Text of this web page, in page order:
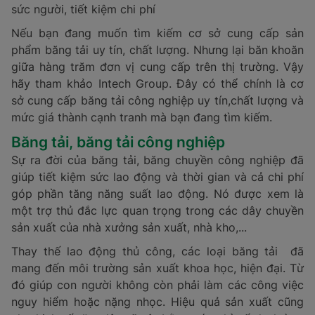
sức người, tiết kiệm chi phí
Nếu bạn đang muốn tìm kiếm cơ sở cung cấp sản
phẩm băng tải uy tín, chất lượng. Nhưng lại băn khoăn
giữa hàng trăm đơn vị cung cấp trên thị trường. Vậy
hãy tham khảo Intech Group. Đây có thể chính là cơ
sở cung cấp băng tải công nghiệp uy tín,chất lượng và
mức giá thành cạnh tranh mà bạn đang tìm kiếm.
Băng tải, băng tải công nghiệp
Sự ra đời của băng tải, băng chuyền công nghiệp đã
giúp tiết kiệm sức lao động và thời gian và cả chi phí
góp phần tăng năng suất lao động. Nó được xem là
một trợ thủ đắc lực quan trọng trong các dây chuyền
sản xuất của nhà xưởng sản xuất, nhà kho,...
Thay thế lao động thủ công, các loại băng tải đã
mang đến môi trường sản xuất khoa học, hiện đại. Từ
đó giúp con người không còn phải làm các công việc
nguy hiểm hoặc nặng nhọc. Hiệu quả sản xuất cũng